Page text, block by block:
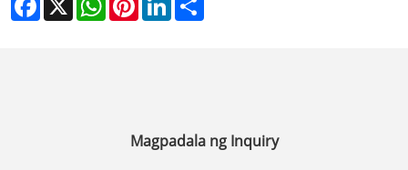
Magpadala ng Inquiry